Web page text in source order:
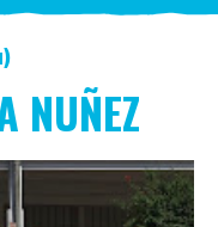
NUÑEZ